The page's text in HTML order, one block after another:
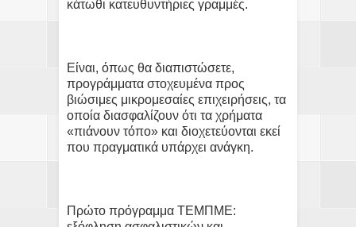
κάτωθι κατευθυντήριες γραμμές.
Είναι, όπως θα διαπιστώσετε,
προγράμματα στοχευμένα προς
βιώσιμες μικρομεσαίες επιχειρήσεις, τα
οποία διασφαλίζουν ότι τα χρήματα
«πιάνουν τόπο» και διοχετεύονται εκεί
που πραγματικά υπάρχει ανάγκη.
Πρώτο πρόγραμμα ΤΕΜΠΜΕ: